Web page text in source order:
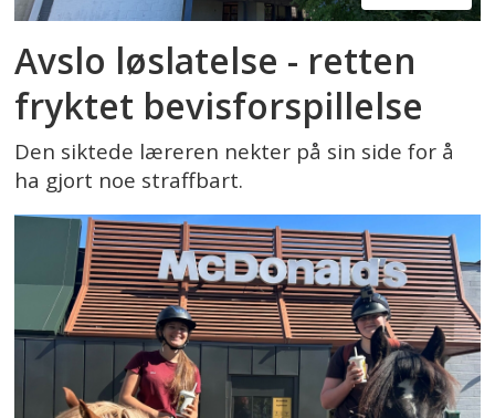
Avslo løslatelse - retten
fryktet bevisforspillelse
Den siktede læreren nekter på sin side for å
ha gjort noe straffbart.